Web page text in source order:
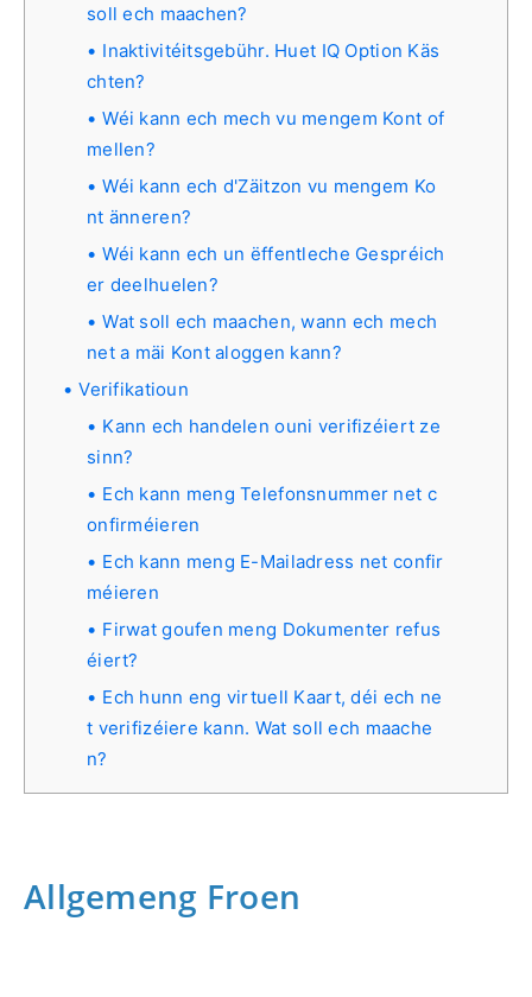
soll ech maachen?
Inaktivitéitsgebühr. Huet IQ Option Käs
chten?
Wéi kann ech mech vu mengem Kont of
mellen?
Wéi kann ech d'Zäitzon vu mengem Ko
nt änneren?
Wéi kann ech un ëffentleche Gespréich
er deelhuelen?
Wat soll ech maachen, wann ech mech
net a mäi Kont aloggen kann?
Verifikatioun
Kann ech handelen ouni verifizéiert ze
sinn?
Ech kann meng Telefonsnummer net c
onfirméieren
Ech kann meng E-Mailadress net confir
méieren
Firwat goufen meng Dokumenter refus
éiert?
Ech hunn eng virtuell Kaart, déi ech ne
t verifizéiere kann. Wat soll ech maache
n?
Allgemeng Froen